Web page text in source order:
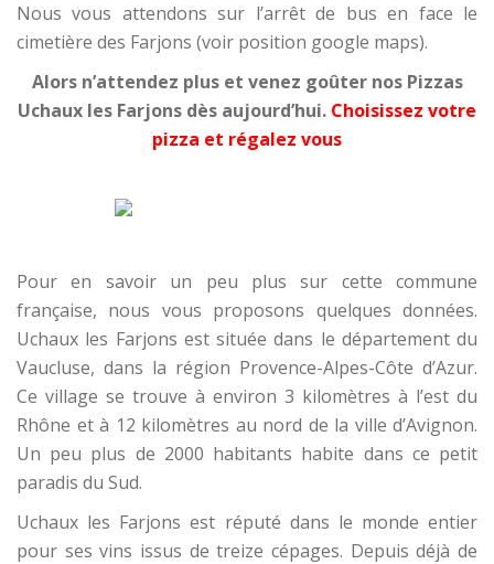
Nous vous attendons sur l’arrêt de bus en face le
cimetière des Farjons (voir position google maps).
Alors n’attendez plus et venez goûter nos Pizzas
Uchaux les Farjons dès aujourd’hui. Choisissez votre
pizza et régalez vous
Pour en savoir un peu plus sur cette commune
française, nous vous proposons quelques données.
Uchaux les Farjons est située dans le département du
Vaucluse, dans la région Provence-Alpes-Côte d’Azur.
Ce village se trouve à environ 3 kilomètres à l’est du
Rhône et à 12 kilomètres au nord de la ville d’Avignon.
Un peu plus de 2000 habitants habite dans ce petit
paradis du Sud.
Uchaux les Farjons est réputé dans le monde entier
pour ses vins issus de treize cépages. Depuis déjà de